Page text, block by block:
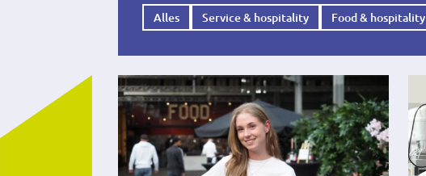
Alles Service & hospitality Food & hospitality